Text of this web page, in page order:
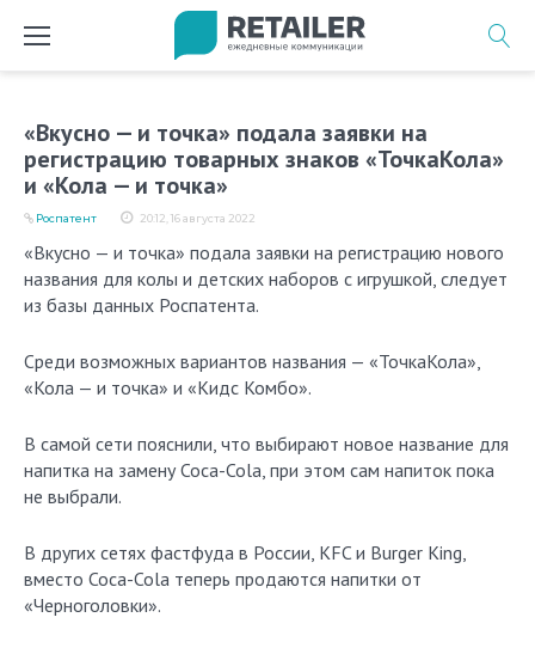
«Вкусно — и точка» подала заявки на
регистрацию товарных знаков «ТочкаКола»
и «Кола — и точка»
20:12, 16 августа 2022
Роспатент
«Вкусно — и точка» подала заявки на регистрацию нового
названия для колы и детских наборов с игрушкой, следует
из базы данных Роспатента.
Среди возможных вариантов названия — «ТочкаКола»,
«Кола — и точка» и «Кидс Комбо».
В самой сети пояснили, что выбирают новое название для
напитка на замену Coca-Cola, при этом сам напиток пока
не выбрали.
В других сетях фастфуда в России, KFC и Burger King,
вместо Coca-Cola теперь продаются напитки от
«Черноголовки».